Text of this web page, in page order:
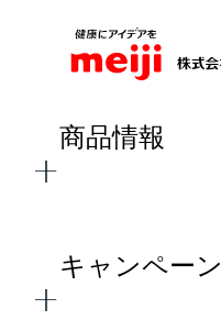
商品情報
キャンペーン